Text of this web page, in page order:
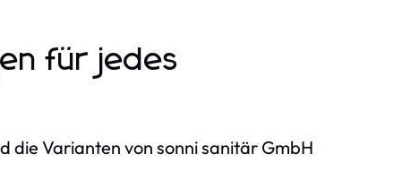
für jedes
die Varianten von sonni sanitär GmbH